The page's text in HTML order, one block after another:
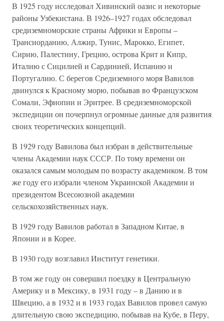
В 1925 году исследовал Хивинский оазис и некоторые
районы Узбекистана. В 1926–1927 годах обследовал
средиземноморские страны Африки и Европы –
Трансиорданию, Алжир, Тунис, Марокко, Египет,
Сирию, Палестину, Грецию, острова Крит и Кипр,
Италию с Сицилией и Сардинией, Испанию и
Португалию. С берегов Средиземного моря Вавилов
двинулся к Красному морю, побывав во Французском
Сомали, Эфиопии и Эритрее. В средиземноморской
экспедиции он почерпнул огромные данные для развития
своих теоретических концепций.
В 1929 году Вавилова был избран в действительные
члены Академии наук СССР. По тому времени он
оказался самым молодым по возрасту академиком. В том
же году его избрали членом Украинской Академии и
президентом Всесоюзной академии
сельскохозяйственных наук.
В 1929 году Вавилов работал в Западном Китае, в
Японии и в Корее.
В 1930 году возглавил Институт генетики.
В том же году он совершил поездку в Центральную
Америку и в Мексику, в 1931 году – в Данию и в
Швецию, а в 1932 и в 1933 годах Вавилов провел самую
длительную свою экспедицию, побывав на Кубе, в Перу,